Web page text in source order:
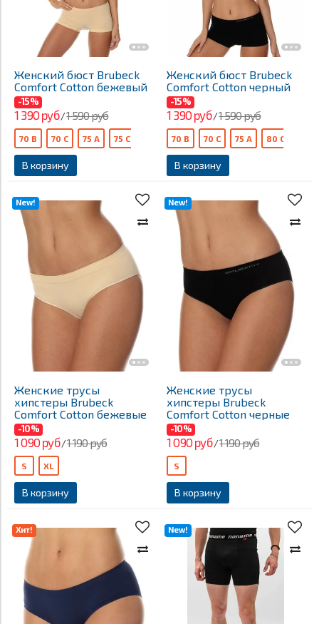
Женский бюст Brubeck
Comfort Cotton бежевый
-15%
1 390 руб/1 590 руб
В корзину
70 B 70 C 75 A 75 C
Женский бюст Brubeck
Comfort Cotton черный
-15%
1 390 руб/1 590 руб
В корзину
70 B 70 C 75 A 80 С
New!
Женские трусы
хипстеры Brubeck
Comfort Cotton бежевые
-10%
1 090 руб/1 190 руб
В корзину
S XL
New!
Женские трусы
хипстеры Brubeck
Comfort Cotton черные
-10%
1 090 руб/1 190 руб
В корзину
S
Хит! New!